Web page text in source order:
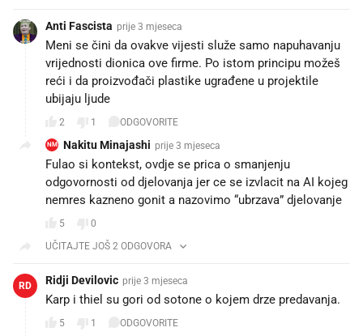
Anti Fascista prije 3 mjeseca
Meni se čini da ovakve vijesti služe samo napuhavanju
vrijednosti dionica ove firme. Po istom principu možeš
reći i da proizvođači plastike ugrađene u projektile
ubijaju ljude
2 1 ODGOVORITE
NM Nakitu Minajashi prije 3 mjeseca
Fulao si kontekst, ovdje se prica o smanjenju
odgovornosti od djelovanja jer ce se izvlacit na AI kojeg
nemres kazneno gonit a nazovimo “ubrzava” djelovanje
5
0
UČITAJTE JOŠ 2 ODGOVORA
RD Ridji Devilovic prije 3 mjeseca
Karp i thiel su gori od sotone o kojem drze predavanja.
5 1 ODGOVORITE